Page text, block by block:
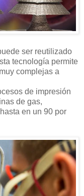
ser reutilizado
tecnología permite
complejas a
de impresión
de gas,
en un 90 por